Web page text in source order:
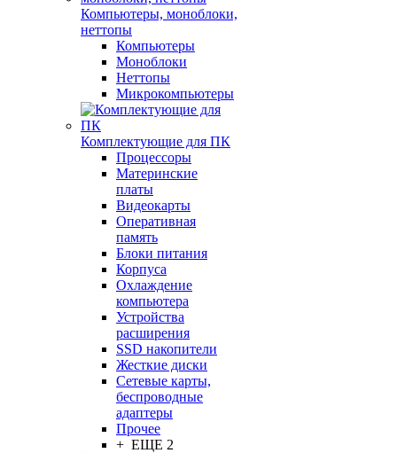
Компьютеры, моноблоки,
неттопы
Компьютеры
Моноблоки
Неттопы
Микрокомпьютеры
Комплектующие для ПК
Процессоры
Материнские
платы
Видеокарты
Оперативная
память
Блоки питания
Корпуса
Охлаждение
компьютера
Устройства
расширения
SSD накопители
Жесткие диски
Сетевые карты,
беспроводные
адаптеры
Прочее
+ ЕЩЕ 2